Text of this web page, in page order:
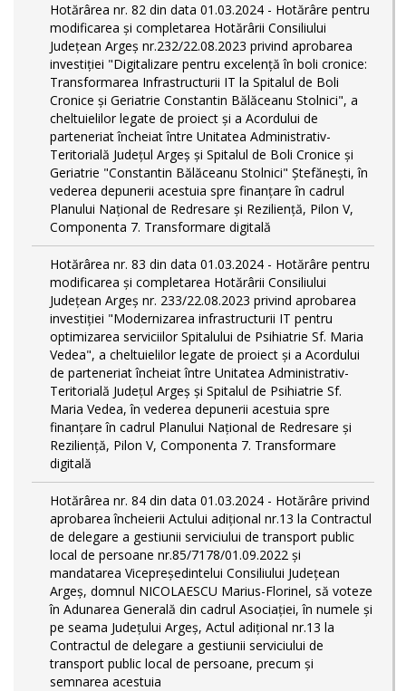
Hotărârea nr. 82 din data 01.03.2024 - Hotărâre pentru
modificarea și completarea Hotărârii Consiliului
Județean Argeș nr.232/22.08.2023 privind aprobarea
investiției "Digitalizare pentru excelență în boli cronice:
Transformarea Infrastructurii IT la Spitalul de Boli
Cronice și Geriatrie Constantin Bălăceanu Stolnici", a
cheltuielilor legate de proiect și a Acordului de
parteneriat încheiat între Unitatea Administrativ-
Teritorială Județul Argeș și Spitalul de Boli Cronice și
Geriatrie "Constantin Bălăceanu Stolnici" Ștefănești, în
vederea depunerii acestuia spre finanțare în cadrul
Planului Național de Redresare și Reziliență, Pilon V,
Componenta 7. Transformare digitală
Hotărârea nr. 83 din data 01.03.2024 - Hotărâre pentru
modificarea și completarea Hotărârii Consiliului
Județean Argeș nr. 233/22.08.2023 privind aprobarea
investiției "Modernizarea infrastructurii IT pentru
optimizarea serviciilor Spitalului de Psihiatrie Sf. Maria
Vedea", a cheltuielilor legate de proiect și a Acordului
de parteneriat încheiat între Unitatea Administrativ-
Teritorială Județul Argeș și Spitalul de Psihiatrie Sf.
Maria Vedea, în vederea depunerii acestuia spre
finanțare în cadrul Planului Național de Redresare și
Reziliență, Pilon V, Componenta 7. Transformare
digitală
Hotărârea nr. 84 din data 01.03.2024 - Hotărâre privind
aprobarea încheierii Actului adițional nr.13 la Contractul
de delegare a gestiunii serviciului de transport public
local de persoane nr.85/7178/01.09.2022 și
mandatarea Vicepreședintelui Consiliului Județean
Argeș, domnul NICOLAESCU Marius-Florinel, să voteze
în Adunarea Generală din cadrul Asociației, în numele și
pe seama Județului Argeș, Actul adițional nr.13 la
Contractul de delegare a gestiunii serviciului de
transport public local de persoane, precum și
semnarea acestuia